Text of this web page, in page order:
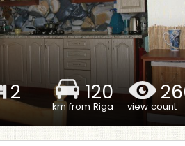
2 120
km from Riga view count